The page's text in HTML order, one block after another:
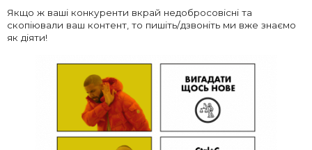
Якщо ж ваші конкуренти вкрай недобросовісні та
скопіювали ваш контент, то пишіть/дзвоніть ми вже знаємо
як діяти!